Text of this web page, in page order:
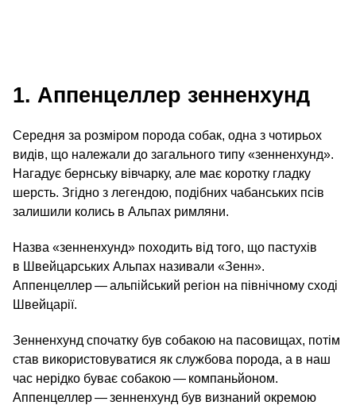
1. Аппенцеллер зенненхунд
Середня за розміром порода собак, одна з чотирьох
видів, що належали до загального типу «зенненхунд».
Нагадує бернську вівчарку, але має коротку гладку
шерсть. Згідно з легендою, подібних чабанських псів
залишили колись в Альпах римляни.
Назва «зенненхунд» походить від того, що пастухів
в Швейцарських Альпах називали «Зенн».
Аппенцеллер — альпійський регіон на північному сході
Швейцарії.
Зенненхунд спочатку був собакою на пасовищах, потім
став використовуватися як службова порода, а в наш
час нерідко буває собакою — компаньйоном.
Аппенцеллер — зенненхунд був визнаний окремою